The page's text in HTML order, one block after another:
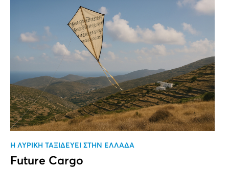
H ΛΥΡΙΚΗ ΤΑΞΙΔΕΥΕΙ ΣΤΗΝ ΕΛΛΑΔΑ
Future Cargo